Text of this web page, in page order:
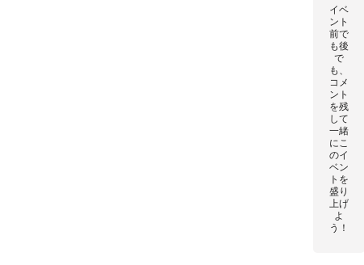
イベ
ント
前で
も後
で
も、
コメ
ント
を残
して
一緒
にこ
のイ
ベン
トを
盛り
上げ
よ
う！